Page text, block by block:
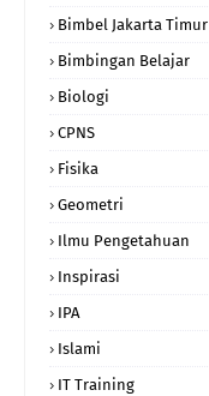
Bimbel Jakarta Timur
Bimbingan Belajar
Biologi
CPNS
Fisika
Geometri
Ilmu Pengetahuan
Inspirasi
IPA
Islami
IT Training